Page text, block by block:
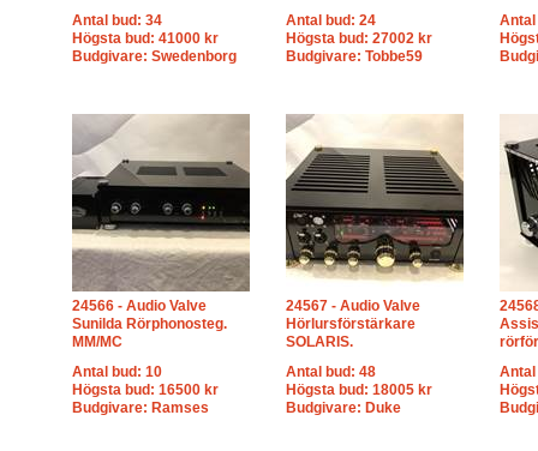
Antal bud: 34
Högsta bud: 41000 kr
Budgivare: Swedenborg
Antal bud: 24
Högsta bud: 27002 kr
Budgivare: Tobbe59
Antal
24566 - Audio Valve
Sunilda Rörphonosteg.
MM/MC
Antal bud: 10
Högsta bud: 16500 kr
Budgivare: Ramses
24567 - Audio Valve
Hörlursförstärkare
SOLARIS.
Antal bud: 48
Högsta bud: 18005 kr
Budgivare: Duke
Antal